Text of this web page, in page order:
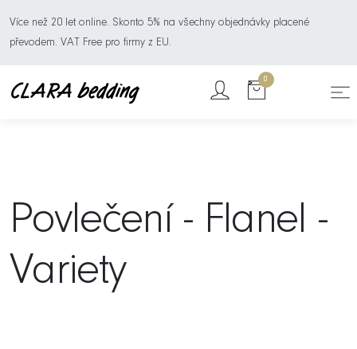
Více než 20 let online. Skonto 5% na všechny objednávky placené
převodem. VAT Free pro firmy z EU.
0
Povlečení - Flanel -
Variety